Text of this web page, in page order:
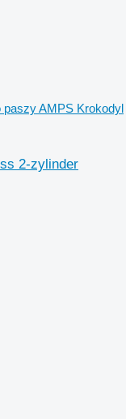
paszy AMPS Krokodyl
2-zylinder